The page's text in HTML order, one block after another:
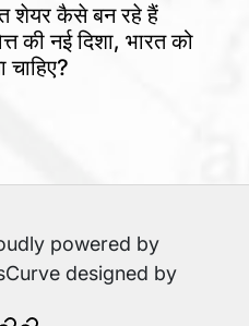
शेयर कैसे बन रहे हैं
की नई दिशा, भारत को
चाहिए?
powered by
designed by